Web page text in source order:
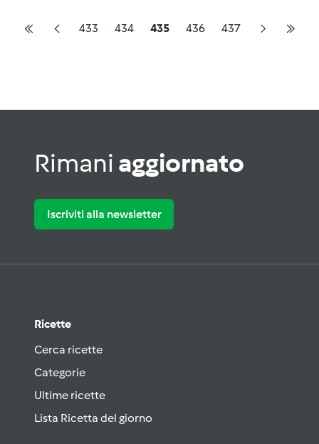
433 434 435 436 437
Rimani aggiornato
Iscriviti alla newsletter
Ricette
Cerca ricette
Categorie
Ultime ricette
Lista Ricetta del giorno